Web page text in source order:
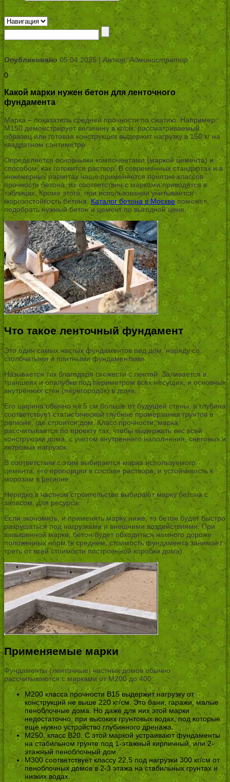
Опубликовано05.04.2025 |Автор: Администратор
0
Какой марки нужен бетон для ленточного
фундамента
Марка – показатель средней прочности по сжатию. Например,
М150 демонстрирует величину в кг/см: рассматриваемый
образец или готовая конструкция выдержит нагрузку в 150 кг на
квадратном сантиметре.
Определяется основными компонентами (маркой цемента) и
способом, как готовится раствор. В современных стандартах и в
инженерных расчетах чаще применяется понятие классов
прочности бетона, их соответствие с марками приводятся в
таблицах. Кроме этого, при использовании учитывается
морозостойкость бетона. Каталог бетона в Москве поможет
подобрать нужный бетон и цемент по выгодной цене.
Что такое ленточный фундамент
Это один самых частых фундаментов под дом, наряду со
столбчатыми и плитными фундаментами.
Называется так благодаря схожести с лентой. Заливается в
траншеях и опалубке под периметром всех несущих, и основных
внутренних стен (перегородок) в доме.
Его ширина обычно на 5 см больше от будущей стены, а глубина
соответствует статистической глубине промерзания грунтов в
регионе, где строится дом. Класс прочности, марка
рассчитывается по проекту так, чтобы выдержать вес всей
конструкции дома, с учетом внутреннего наполнения, снеговых и
ветровых нагрузок.
В соответствии с этим выбирается марка используемого
цемента, его пропорции в составе раствора, и устойчивость к
морозам в регионе.
Нередко в частном строительстве выбирают марку бетона с
запасом, для ресурса.
Если экономить, и применять марку ниже, то бетон будет быстро
разрушаться под нагрузками и внешними воздействиями. При
завышенной марке, бетон будет обходиться намного дороже
положенных норм (в среднем, стоимость фундамента занимает
треть от всей стоимости построенной коробки дома).
Применяемые марки
Фундаменты (ленточные) частных домов обычно
рассчитываются с марками от М200 до 400:
М200 класса прочности В15 выдержит нагрузку от
конструкций не выше 220 кг/см. Это бани, гаражи, малые
пеноблочные дома. Но даже для них этой марки
недостаточно, при высоких грунтовых водах, под которые
еще нужно устройство глубинного дренажа.
М250, класс В20. С этой маркой устраивают фундаменты
на стабильном грунте под 1-этажный кирпичный, или 2-
этажный пеноблочный дом.
М300 соответствует классу 22,5 под нагрузки 300 кг/см от
пеноблочных домов в 2-3 этажа на стабильных грунтах и
низких водах.